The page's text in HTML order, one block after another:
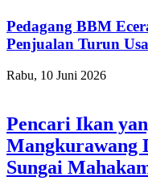
Pedagang BBM
Penjualan Turun
Rabu, 10 Juni 2026
Pencari Ikan
Mangkurawang
Sungai